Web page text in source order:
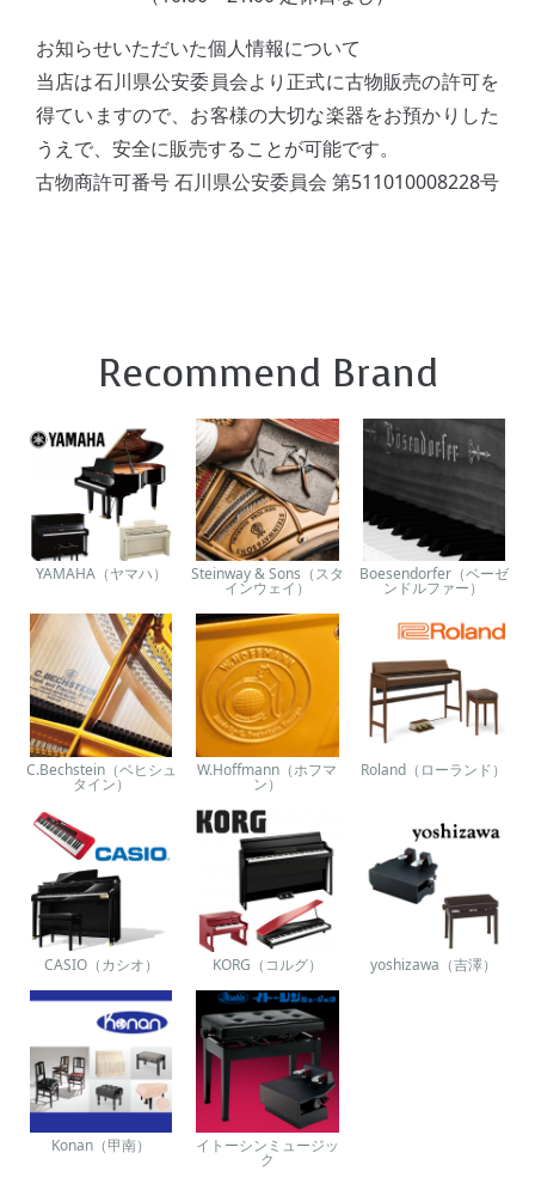
お知らせいただいた個人情報について
当店は石川県公安委員会より正式に古物販売の許可を
得ていますので、お客様の大切な楽器をお預かりした
うえで、安全に販売することが可能です。
古物商許可番号 石川県公安委員会 第511010008228号
Recommend Brand
YAMAHA（ヤマハ） Steinway & Sons（スタ
インウェイ）
Boesendorfer（ベーゼ
ンドルファー）
C.Bechstein（ベヒシュ
タイン）
W.Hoffmann（ホフマ
ン）
Roland（ローランド）
CASIO（カシオ） KORG（コルグ） yoshizawa（吉澤）
Konan（甲南） イトーシンミュージッ
ク